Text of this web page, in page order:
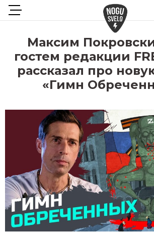
Максим
гостем редакции
рассказал про
«Гимн